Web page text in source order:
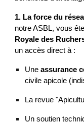
1. La force du
notre ASBL, vous
Royale des
un accès direct à :
Uneassurance
civile apicole
La revue
Un soutien